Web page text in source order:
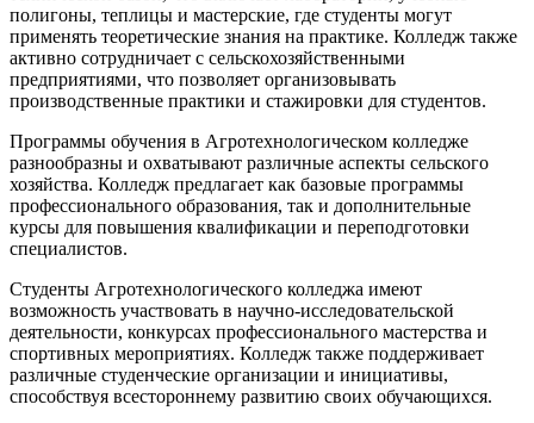
полигоны, теплицы и мастерские, где студенты могут
применять теоретические знания на практике. Колледж также
активно сотрудничает с сельскохозяйственными
предприятиями, что позволяет организовывать
производственные практики и стажировки для студентов.
Программы обучения в Агротехнологическом колледже
разнообразны и охватывают различные аспекты сельского
хозяйства. Колледж предлагает как базовые программы
профессионального образования, так и дополнительные
курсы для повышения квалификации и переподготовки
специалистов.
Студенты Агротехнологического колледжа имеют
возможность участвовать в научно-исследовательской
деятельности, конкурсах профессионального мастерства и
спортивных мероприятиях. Колледж также поддерживает
различные студенческие организации и инициативы,
способствуя всестороннему развитию своих обучающихся.